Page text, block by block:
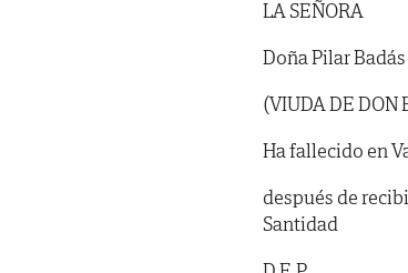
LA SEÑORA
Doña Pilar
(VIUDA DE DON
Ha fallecido en
después de
Santidad